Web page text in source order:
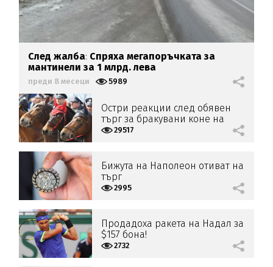
След жалба: Спряха мегапоръчката за
мантинели за 1 млрд. лева
преди 8 месеци 5989
Остри реакции след обявен
търг за бракувани коне на
МВР29517
Бижута на Наполеон отиват на
търг
2995
Продадоха ракета на Надал за
$157 бона!
2732